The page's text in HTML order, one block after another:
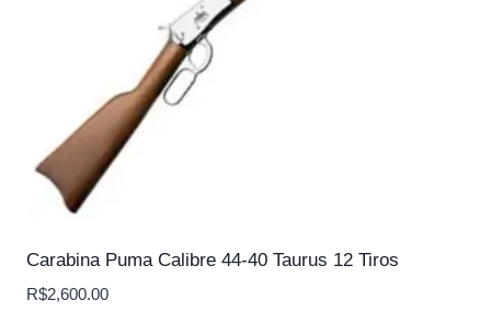
Carabina Puma Calibre 44-40 Taurus 12 Tiros
R$2,600.00